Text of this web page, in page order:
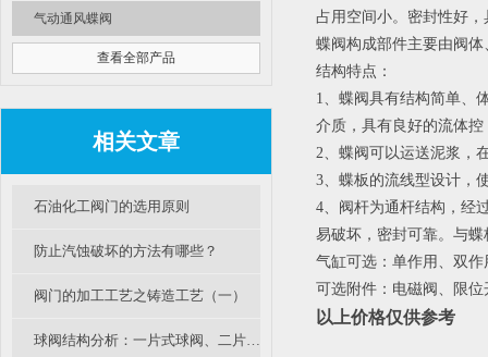
气动通风蝶阀
查看全部产品
相关文章
石油化工阀门的选用原则
防止汽蚀破坏的方法有哪些？
阀门的加工工艺之铸造工艺（一）
球阀结构分析：一片式球阀、二片式球阀和三片式球阀的区别
占用空间小。密封性好
蝶阀构成部件主要由阀
结构特点：
1、蝶阀具有结构简单、
介质，具有良好的流体
2、蝶阀可以运送泥浆，
3、蝶板的流线型设计，
4、阀杆为通杆结构，经
易破坏，密封可靠。与
气缸可选：单作用、双作
可选附件：电磁阀、限
以上价格仅供参考